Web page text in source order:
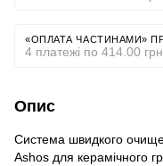
«ОПЛАТА ЧАСТИНАМИ»
4 платежі по 414.00 грн
Опис
Система швидкого
Ashos для керамічного